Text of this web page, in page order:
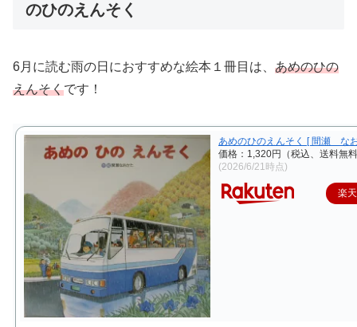
のひのえんそく
6月に読む雨の日におすすめな絵本１冊目は、 あめのひの
えんそくです！
あめのひのえんそく [ 間瀬 な
価格：1,320円（税込、送料無
(2026/6/21時点)
楽